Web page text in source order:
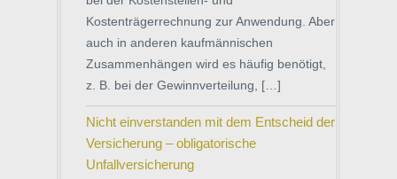
Kostenträgerrechnung zur Anwendung. Aber
auch in anderen kaufmännischen
Zusammenhängen wird es häufig benötigt,
z. B. bei der Gewinnverteilung, […]
Nicht einverstanden mit dem Entscheid der
Versicherung – obligatorische
Unfallversicherung